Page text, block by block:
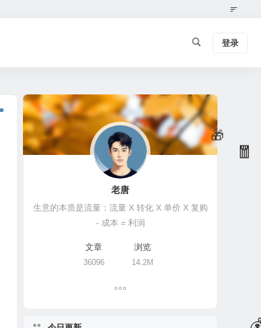
登录
老唐
生意的本质是流量：流量 X 转化 X 单价 X 复购
- 成本 = 利润
文章
36096
浏览
14.2M